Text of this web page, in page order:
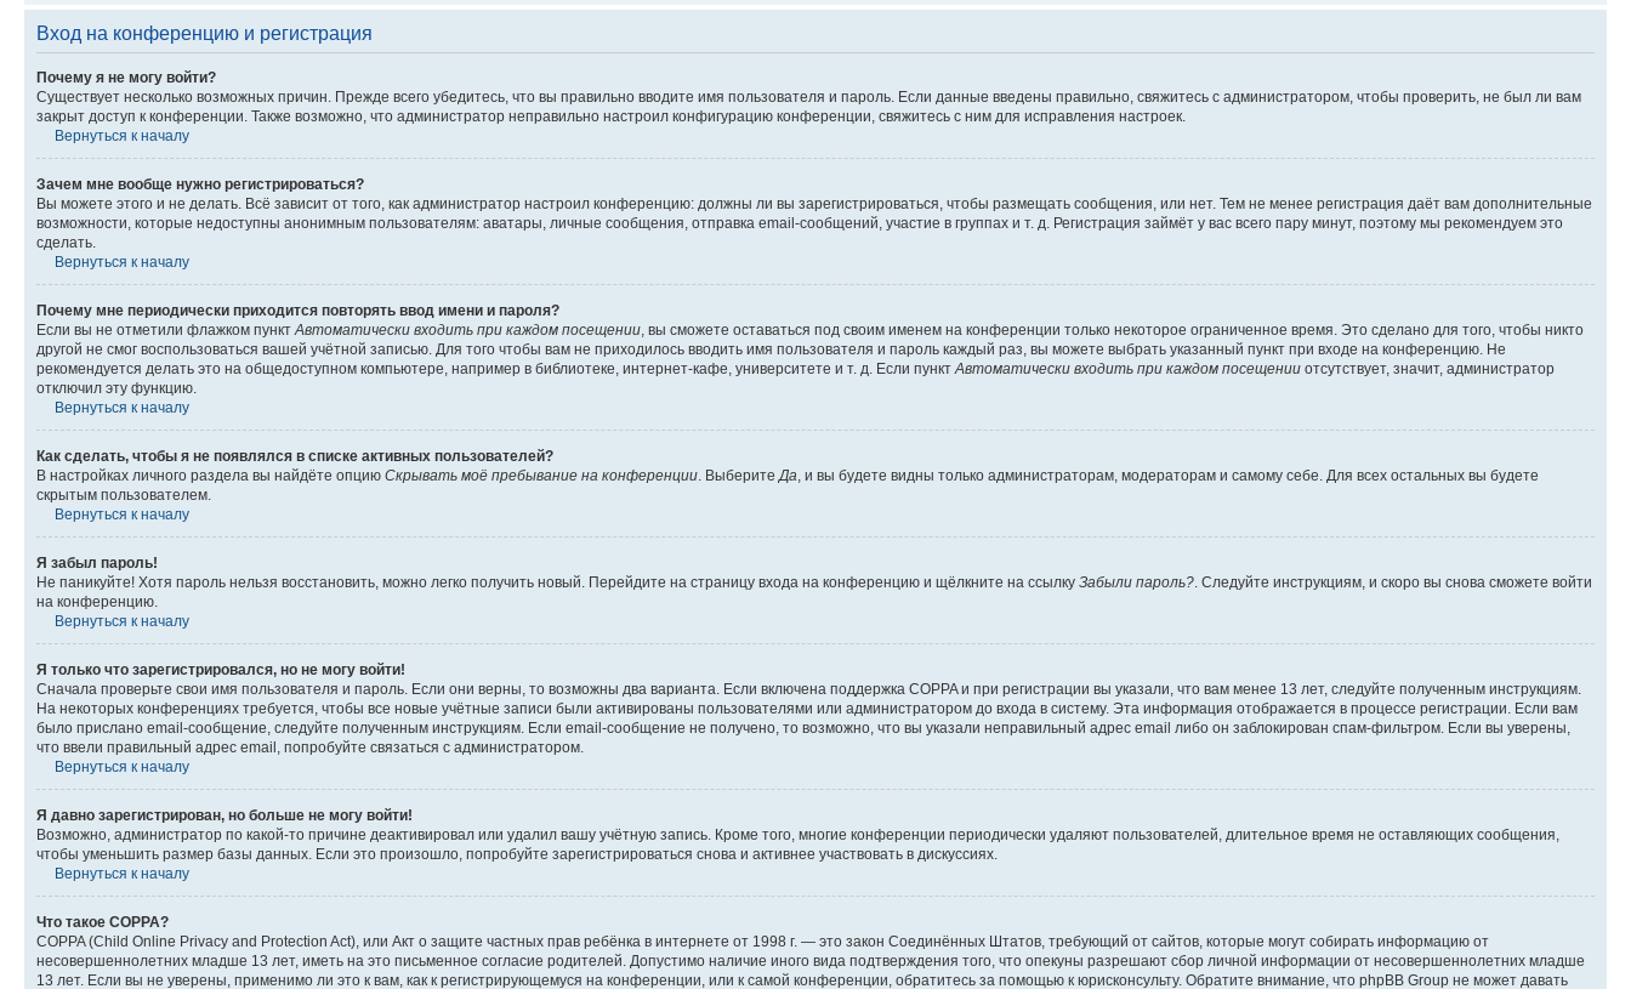
Вход на конференцию и регистрация
Почему я не могу войти?
Существует несколько возможных причин. Прежде всего убедитесь, что вы правильно вводите имя пользователя и пароль. Если данные введены правильно, свяжитесь с администратором, чтобы проверить, не был ли вам
закрыт доступ к конференции. Также возможно, что администратор неправильно настроил конфигурацию конференции, свяжитесь с ним для исправления настроек.
Вернуться к началу
Зачем мне вообще нужно регистрироваться?
Вы можете этого и не делать. Всё зависит от того, как администратор настроил конференцию: должны ли вы зарегистрироваться, чтобы размещать сообщения, или нет. Тем не менее регистрация даёт вам дополнительные
возможности, которые недоступны анонимным пользователям: аватары, личные сообщения, отправка email-сообщений, участие в группах и т. д. Регистрация займёт у вас всего пару минут, поэтому мы рекомендуем это
сделать.
Вернуться к началу
Почему мне периодически приходится повторять ввод имени и пароля?
Если вы не отметили флажком пункт Автоматически входить при каждом посещении , вы сможете оставаться под своим именем на конференции только некоторое ограниченное время. Это сделано для того, чтобы никто
другой не смог воспользоваться вашей учётной записью. Для того чтобы вам не приходилось вводить имя пользователя и пароль каждый раз, вы можете выбрать указанный пункт при входе на конференцию. Не
рекомендуется делать это на общедоступном компьютере, например в библиотеке, интернет-кафе, университете и т. д. Если пункт Автоматически входить при каждом посещении отсутствует, значит, администратор
отключил эту функцию.
Вернуться к началу
Как сделать, чтобы я не появлялся в списке активных пользователей?
В настройках личного раздела вы найдёте опцию Скрывать моё пребывание на конференции . Выберите Да , и вы будете видны только администраторам, модераторам и самому себе. Для всех остальных вы будете
скрытым пользователем.
Вернуться к началу
Я забыл пароль!
Не паникуйте! Хотя пароль нельзя восстановить, можно легко получить новый. Перейдите на страницу входа на конференцию и щёлкните на ссылку Забыли пароль? . Следуйте инструкциям, и скоро вы снова сможете войти
на конференцию.
Вернуться к началу
Я только что зарегистрировался, но не могу войти!
Сначала проверьте свои имя пользователя и пароль. Если они верны, то возможны два варианта. Если включена поддержка COPPA и при регистрации вы указали, что вам менее 13 лет, следуйте полученным инструкциям.
На некоторых конференциях требуется, чтобы все новые учётные записи были активированы пользователями или администратором до входа в систему. Эта информация отображается в процессе регистрации. Если вам
было прислано email-сообщение, следуйте полученным инструкциям. Если email-сообщение не получено, то возможно, что вы указали неправильный адрес email либо он заблокирован спам-фильтром. Если вы уверены,
что ввели правильный адрес email, попробуйте связаться с администратором.
Вернуться к началу
Я давно зарегистрирован, но больше не могу войти!
Возможно, администратор по какой-то причине деактивировал или удалил вашу учётную запись. Кроме того, многие конференции периодически удаляют пользователей, длительное время не оставляющих сообщения,
чтобы уменьшить размер базы данных. Если это произошло, попробуйте зарегистрироваться снова и активнее участвовать в дискуссиях.
Вернуться к началу
Что такое COPPA?
COPPA (Child Online Privacy and Protection Act), или Акт о защите частных прав ребёнка в интернете от 1998 г. — это закон Соединённых Штатов, требующий от сайтов, которые могут собирать информацию от
несовершеннолетних младше 13 лет, иметь на это письменное согласие родителей. Допустимо наличие иного вида подтверждения того, что опекуны разрешают сбор личной информации от несовершеннолетних младше
13 лет. Если вы не уверены, применимо ли это к вам, как к регистрирующемуся на конференции, или к самой конференции, обратитесь за помощью к юрисконсульту. Обратите внимание, что phpBB Group не может давать